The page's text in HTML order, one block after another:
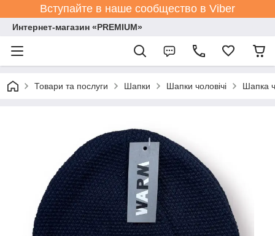
Вступайте в наше сообщество в Viber
Интернет-магазин «PREMIUM»
Товари та послуги Шапки Шапки чоловічі Шапка